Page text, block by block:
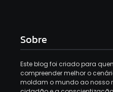
Sobre
Este blog foi criado para
compreender melhor o
moldam o mundo ao nosso